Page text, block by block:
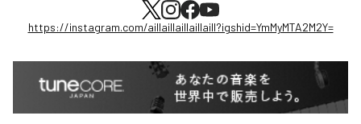
https://instagram.com/aillaillaillaillaill?igshid=YmMyMTA2M2Y=